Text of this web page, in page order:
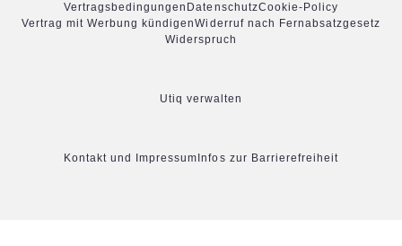
Vertragsbedingungen DatenschutzCookie-Policy
Vertrag mit Werbung kündigenWiderruf nach Fernabsatzgesetz
Widerspruch
Utiq verwalten
Kontakt und Impressum Infos zur Barrierefreiheit